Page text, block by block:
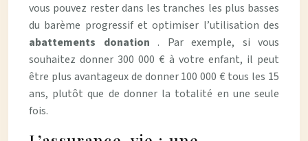
vous pouvez rester dans les tranches les plus basses
du barème progressif et optimiser l’utilisation des
abattements donation . Par exemple, si vous
souhaitez donner 300 000 € à votre enfant, il peut
être plus avantageux de donner 100 000 € tous les 15
ans, plutôt que de donner la totalité en une seule
fois.